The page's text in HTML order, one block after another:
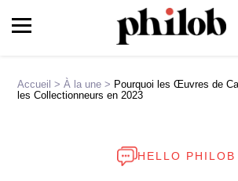
Accueil >À la une > Pourquoi les Œuvres de
les Collectionneurs en 2023
HELLO PHILOB